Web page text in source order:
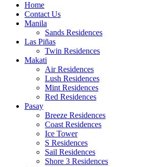
Home
Contact Us
Manila
Sands Residences
Las Piñas
Twin Residences
Makati
Air Residences
Lush Residences
Mint Residences
Red Residences
Pasay
Breeze Residences
Coast Residences
Ice Tower
S Residences
Sail Residences
Shore 3 Residences